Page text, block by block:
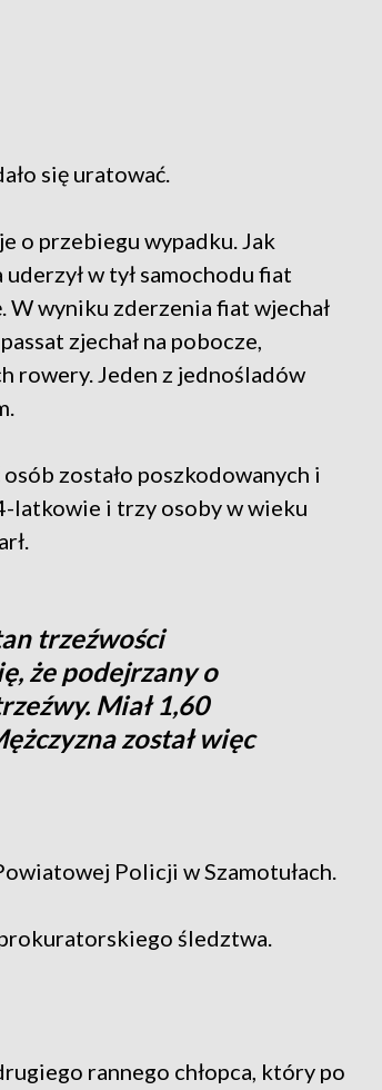
się uratować.
o przebiegu wypadku. Jak
w tył samochodu fiat
wyniku zderzenia fiat wjechał
zjechał na pobocze,
rowery. Jeden z jednośladów
zostało poszkodowanych i
latkowie i trzy osoby w wieku
trzeźwości
że podejrzany o
Miał 1,60
został więc
Policji w Szamotułach.
śledztwa.
rannego chłopca, który po